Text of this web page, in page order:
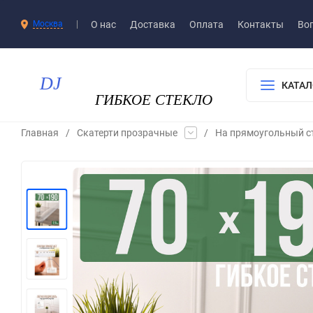
Москва О нас Доставка​ Оплата Контакты
Главная / Скатерти прозрачные / На прямоугольный